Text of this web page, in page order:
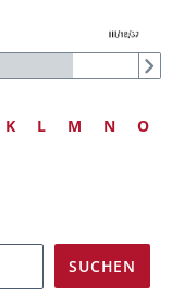
K L M N O